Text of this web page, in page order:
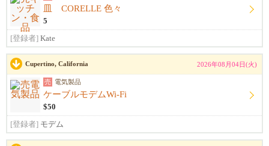
皿 CORELLE 色々
5
[登録者] Kate
Cupertino, California 2026年08月04日(火)
売 電気製品
ケーブルモデムWi-Fi
$50
[登録者] モデム